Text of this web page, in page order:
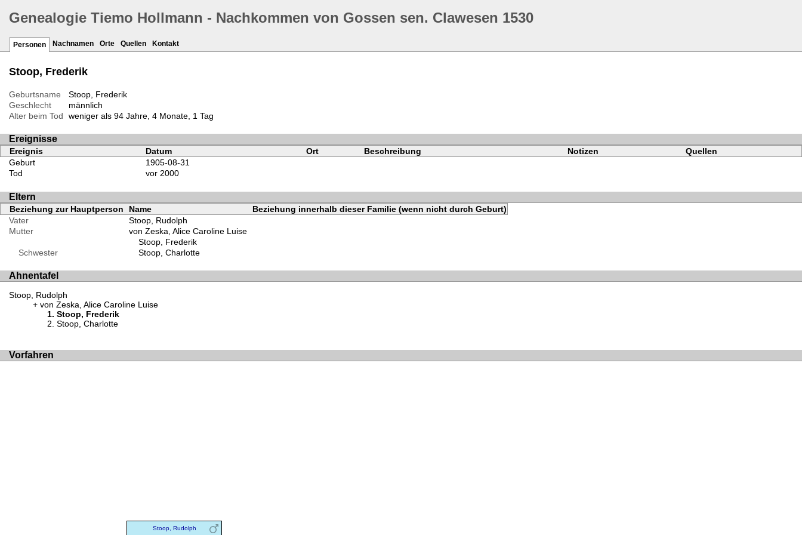
Genealogie Tiemo Hollmann - Nachkommen von Gossen sen. Clawesen 1530
Personen Nachnamen Orte Quellen Kontakt
Stoop, Frederik
Geburtsname
Stoop, Frederik
Geschlecht
männlich
Alter beim Tod
weniger als 94 Jahre, 4 Monate, 1 Tag
Ereignisse
Ereignis Datum Ort Beschreibung Notizen
Quellen
Geburt
1905-08-31
Tod
vor 2000
Eltern
Beziehung zur Hauptperson Name
Beziehung innerhalb dieser Familie (wenn nicht durch Geburt)
Vater
Stoop, Rudolph
Mutter
von Zeska, Alice Caroline Luise
Stoop, Frederik
Schwester
Stoop, Charlotte
Ahnentafel
Stoop, Rudolph
von Zeska, Alice Caroline Luise
Stoop, Frederik
Stoop, Charlotte
Vorfahren
Stoop, Rudolph